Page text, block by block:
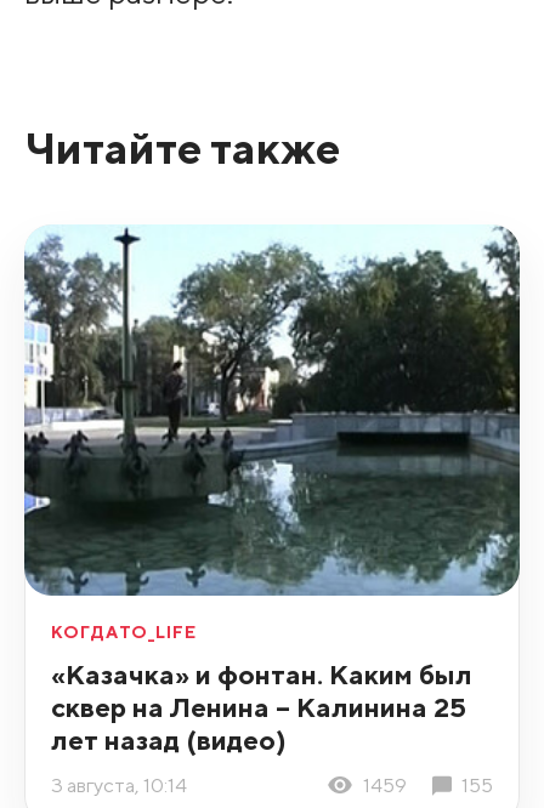
Читайте также
КОГДАТО_LIFE
«Казачка» и фонтан. Каким был
сквер на Ленина – Калинина 25
лет назад (видео)
3 августа, 10:14 1459 155